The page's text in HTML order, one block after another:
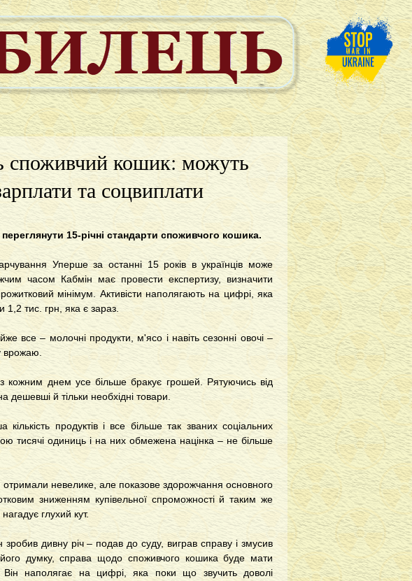
споживчий кошик: можуть
та соцвиплати
15-річні стандарти споживчого кошика.
Уперше за останні 15 років в українців може
часом Кабмін має провести експертизу, визначити
мінімум. Активісти наполягають на цифрі, яка
1,2 тис. грн, яка є зараз.
все – молочні продукти, м'ясо і навіть сезонні овочі –
врожаю.
кожним днем усе більше бракує грошей. Рятуючись від
дешевші й тільки необхідні товари.
продуктів і все більше так званих соціальних
тисячі одиниць і на них обмежена націнка – не більше
отримали невелике, але показове здорожчання основного
зниженням купівельної спроможності й таким же
глухий кут.
дивну річ – подав до суду, виграв справу і змусив
думку, справа щодо споживчого кошика буде мати
наполягає на цифрі, яка поки що звучить доволі